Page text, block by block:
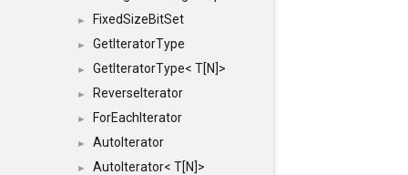
► FixedSizeBitSet
► GetIteratorType
► GetIteratorType< T[N]>
► ReverseIterator
► ForEachIterator
► AutoIterator
► AutoIterator< T[N]>